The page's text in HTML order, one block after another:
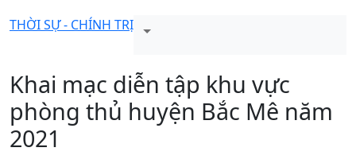
THỜI SỰ - CHÍNH TRỊ
Khai mạc diễn tập khu vực
phòng thủ huyện Bắc Mê năm
2021